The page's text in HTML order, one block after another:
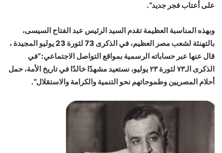
على أعتاب فجر جديد”.
وبهذه المناسبة العظيمة تقدم السيد الرئيس عبد الفتاح السيسى،
بالتهنئة لشعب مصر العظيم، في الذكرى 73 لثورة 23 يوليو المجيدة ،
قال عنها عبر حساباته الرسمية بمواقع التواصل الاجتماعي:”في
الذكرى الـ٧٣ لثورة ٢٣ يوليو، نستعيد مشهدًا خالدًا في تاريخ الأمة، حمل
أحلام المصريين وطموحاتهم نحو التنمية والكرامة والاستقلال”.